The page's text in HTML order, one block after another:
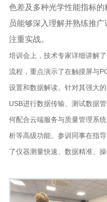
色差及多种光学性能指标
员能够深入理解并熟练推
注重实战。
培训会上，技术专家详细讲解
流程，重点演示了在触摸屏与
设置和数据解读。针对其强大
USB进行数据传输、测试数据
何配合云端服务与质量管理系
析等高级功能。参训同事在指
了仪器测量快速、数据精准、操